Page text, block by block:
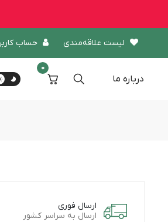
لیست علاقه‌مندی حساب
درباره‌ ما
0
ارسال فوری
ارسال به سراسر کشور